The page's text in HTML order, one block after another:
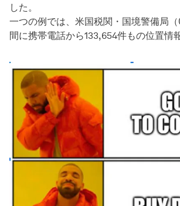
した。
一つの例では、米国税関・国境警備局
間に携帯電話から133,654件もの位置情